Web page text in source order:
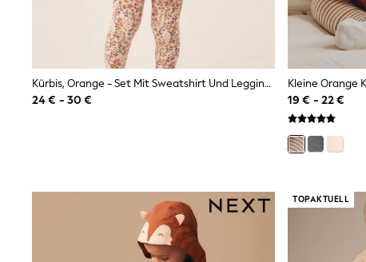
Baby Travel Accessories
All Accessories
Beach Bags
Beach Towels
Birkenstock
Crocs
Havaianas
New In
New in from Next
Trending: Top & Short Sets
Trending: Clogs
Kürbis, Orange - Set Mit Sweatshirt Und Leggings (3 Monate Bis 7 Jahre)
24 € - 30 €
19 € - 22 €
TOPAKTUELL